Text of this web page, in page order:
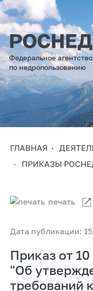
Федеральное агентство
по недропользованию
ГЛАВНАЯ
ПРИКАЗЫ
Дата публикации:
печать
Приказ от
"Об
требований